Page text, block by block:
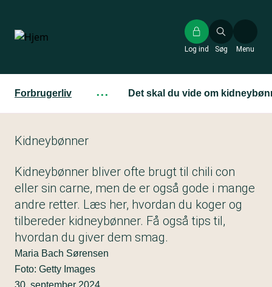
hovedindhold
Søg
Log ind Menu
Forbrugerliv ··· Det skal du vide om
Kidneybønner
Kidneybønner bliver ofte brugt til chili con
eller sin carne, men de er også gode i mange
andre retter. Læs her, hvordan du koger og
tilbereder kidneybønner. Få også tips til,
hvordan du giver dem smag.
Maria Bach Sørensen
Foto: Getty Images
30. september 2024